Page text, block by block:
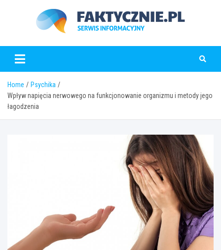
faktycznie.pl
Home
Psychika
Wpływ napięcia nerwowego na funkcjonowanie organizmu i metody jego
łagodzenia